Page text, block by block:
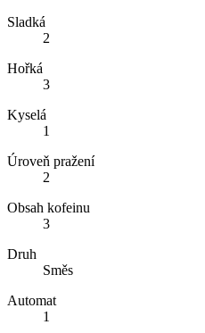
Sladká
2
Hořká
3
Kyselá
1
Úroveň pražení
2
Obsah kofeinu
3
Druh
Směs
Automat
1